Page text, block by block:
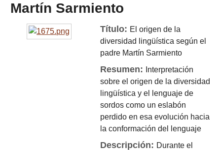
Martín Sarmiento
Título: El origen de la
diversidad lingüística según el
padre Martín Sarmiento
Resumen:
Interpretación
sobre el origen de la diversidad
lingüística y el lenguaje de
sordos como un eslabón
perdido en esa evolución hacia
la conformación del lenguaje
Descripción: Durante el